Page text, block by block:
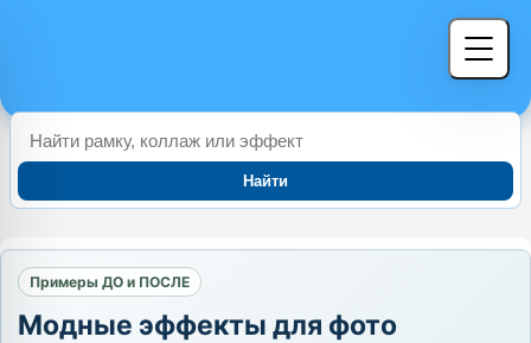
Найти
Примеры ДО и ПОСЛЕ
Модные эффекты для фото